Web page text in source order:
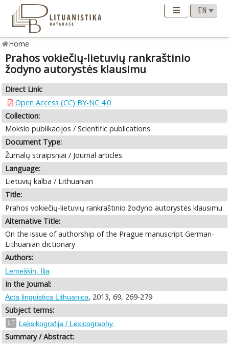
Home
Prahos vokiečių-lietuvių rankraštinio
žodyno autorystės klausimu
Direct Link:
Open Access (CC) BY-NC 4.0
Collection:
Mokslo publikacijos / Scientific publications
Document Type:
Žurnalų straipsniai / Journal articles
Language:
Lietuvių kalba / Lithuanian
Title:
Prahos vokiečių-lietuvių rankraštinio žodyno autorystės klausimu
Alternative Title:
On the issue of authorship of the Prague manuscript German-
Lithuanian dictionary
Authors:
Lemeškin, Ilja
In the Journal:
Acta linguistica Lithuanica, 2013, 69, 269-279
Subject terms:
LT Leksikografija / Lexicography.
Summary / Abstract: